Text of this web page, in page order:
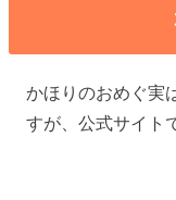
かほりのおめぐ実
すが、公式サイト